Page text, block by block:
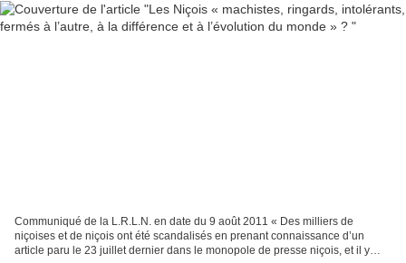
Communiqué de la L.R.L.N. en date du 9 août 2011 « Des milliers de
niçoises et de niçois ont été scandalisés en prenant connaissance d’un
article paru le 23 juillet dernier dans le monopole de presse niçois, et il y